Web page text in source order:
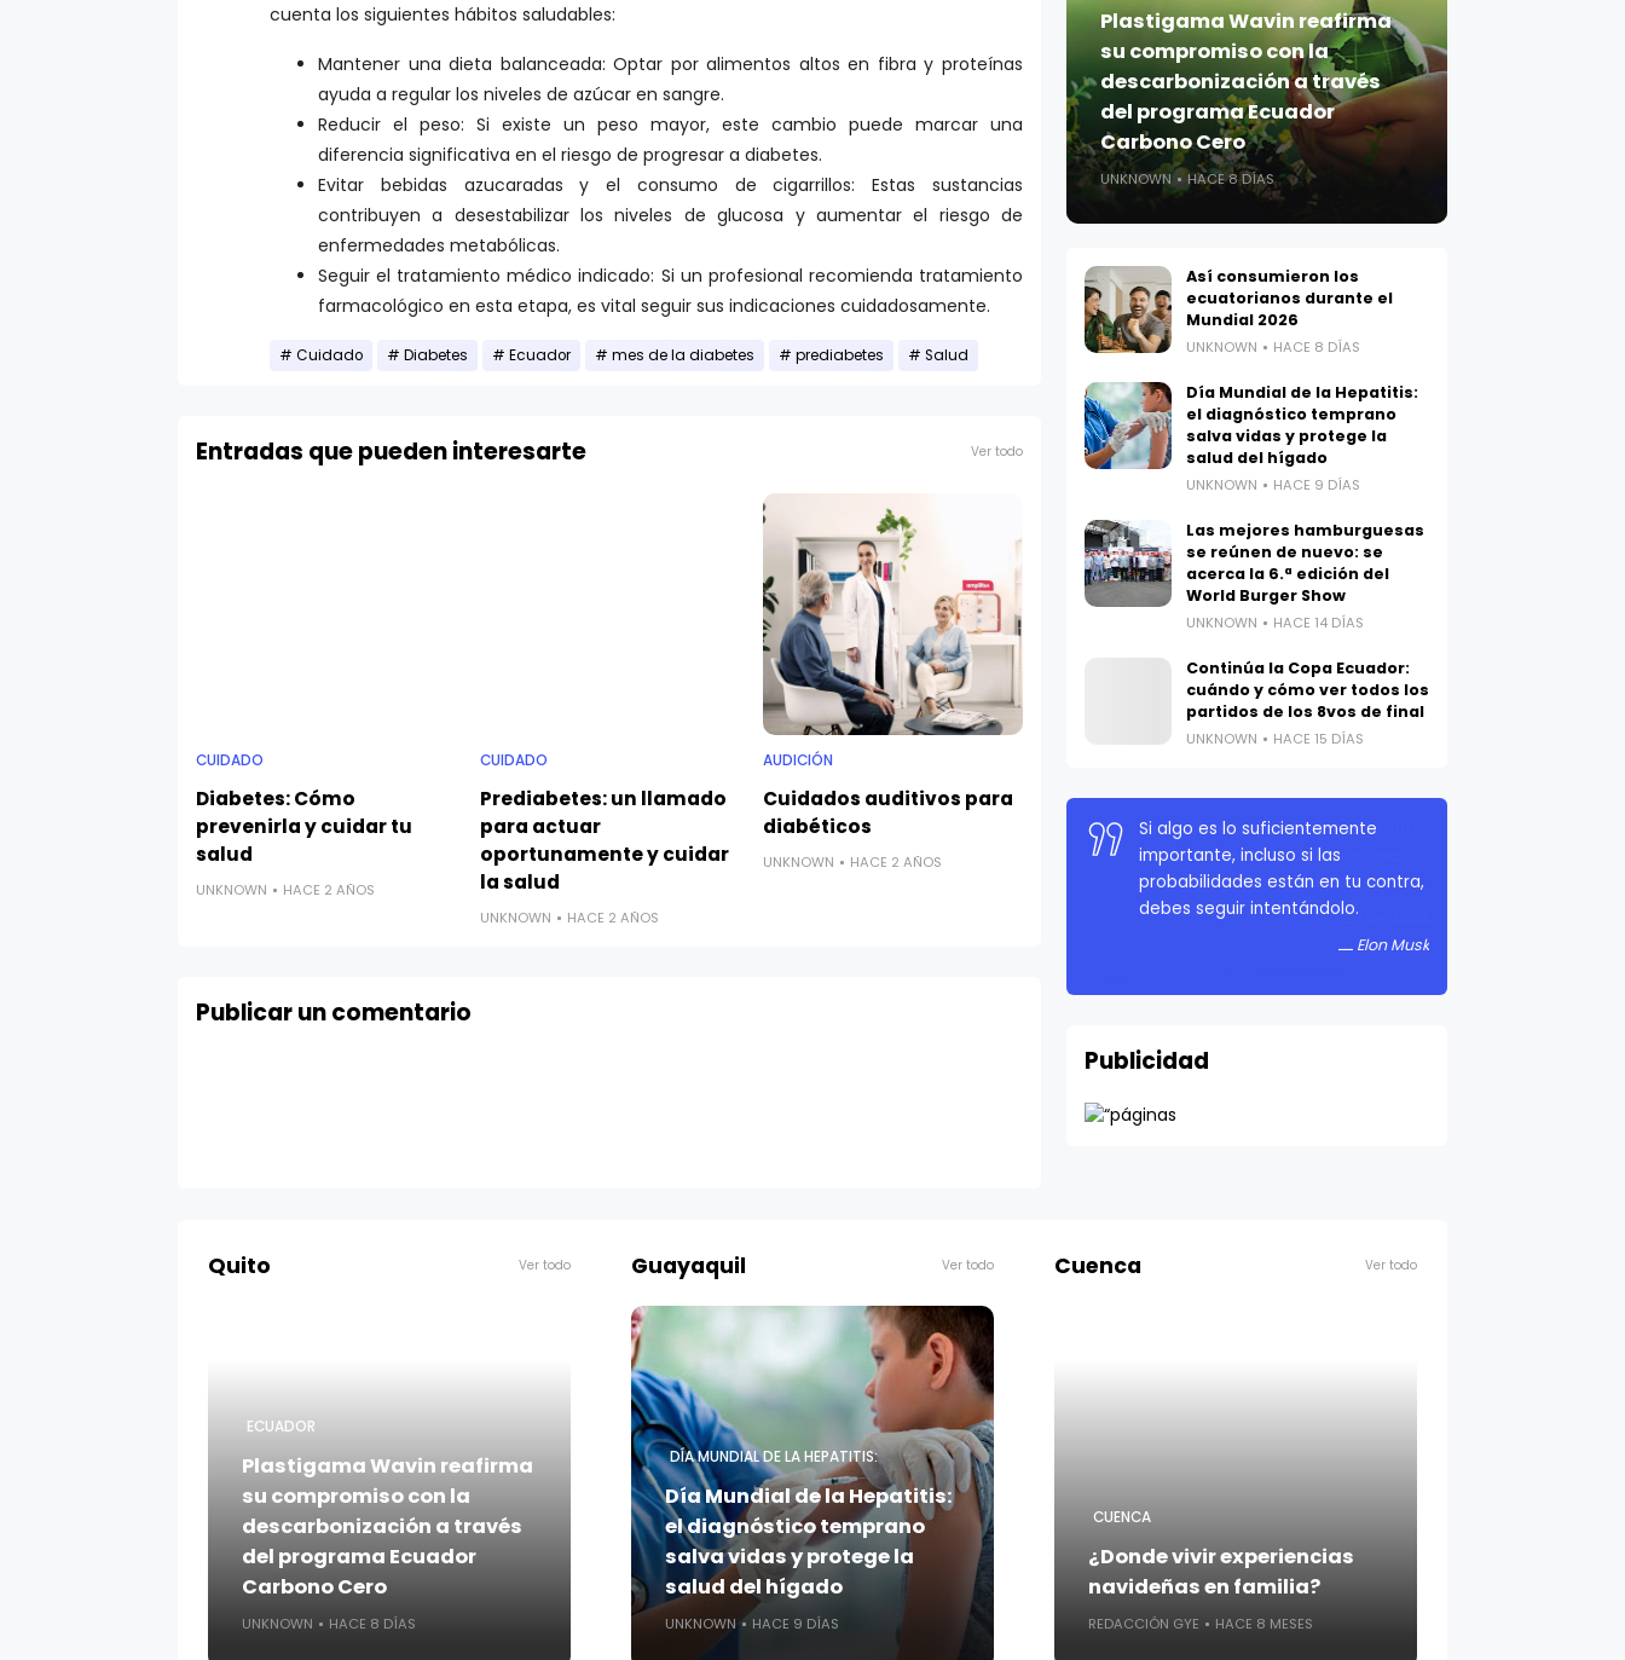
cuenta los siguientes hábitos saludables:
Mantener una dieta balanceada: Optar por alimentos altos en fibra y proteínas
ayuda a regular los niveles de azúcar en sangre.
Reducir el peso: Si existe un peso mayor, este cambio puede marcar una
diferencia significativa en el riesgo de progresar a diabetes.
Evitar bebidas azucaradas y el consumo de cigarrillos: Estas sustancias
contribuyen a desestabilizar los niveles de glucosa y aumentar el riesgo de
enfermedades metabólicas.
Seguir el tratamiento médico indicado: Si un profesional recomienda tratamiento
farmacológico en esta etapa, es vital seguir sus indicaciones cuidadosamente.
Cuidado Diabetes Ecuador mes de la diabetes prediabetes Salud
Entradas que pueden interesarte Ver todo
CUIDADO
Diabetes: Cómo
prevenirla y cuidar tu
salud
UNKNOWN HACE 2 AÑOS
CUIDADO
Prediabetes: un llamado
para actuar
oportunamente y cuidar
la salud
UNKNOWN HACE 2 AÑOS
AUDICIÓN
Cuidados auditivos para
diabéticos
UNKNOWN HACE 2 AÑOS
Publicar un comentario
Plastigama Wavin reafirma
su compromiso con la
descarbonización a través
del programa Ecuador
Carbono Cero
UNKNOWN HACE 8 DÍAS
Así consumieron los
ecuatorianos durante el
Mundial 2026
UNKNOWN HACE 8 DÍAS
Día Mundial de la Hepatitis:
el diagnóstico temprano
salva vidas y protege la
salud del hígado
UNKNOWN HACE 9 DÍAS
Las mejores hamburguesas
se reúnen de nuevo: se
acerca la 6.ª edición del
World Burger Show
UNKNOWN HACE 14 DÍAS
Continúa la Copa Ecuador:
cuándo y cómo ver todos los
partidos de los 8vos de final
UNKNOWN HACE 15 DÍAS
La persistencia es muy importante.
No debes rendirte a menos que
estés obligado a rendirte.
Elon Musk
Publicidad
Quito Ver todo
ECUADOR
Plastigama Wavin reafirma
su compromiso con la
descarbonización a través
del programa Ecuador
Carbono Cero
UNKNOWN HACE 8 DÍAS
Guayaquil Ver todo
DÍA MUNDIAL DE LA HEPATITIS:
Día Mundial de la Hepatitis:
el diagnóstico temprano
salva vidas y protege la
salud del hígado
UNKNOWN HACE 9 DÍAS
Cuenca Ver todo
CUENCA
¿Donde vivir experiencias
navideñas en familia?
REDACCIÓN GYE HACE 8 MESES